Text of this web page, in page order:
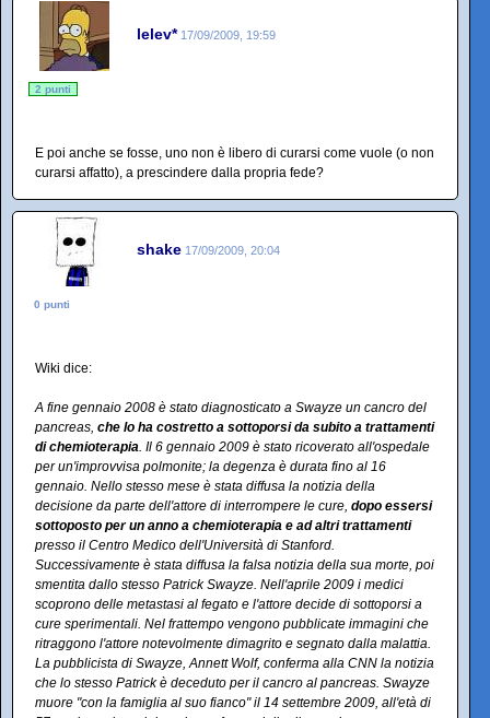
lelev* 17/09/2009, 19:59
2 punti
E poi anche se fosse, uno non è libero di curarsi come vuole (o non
curarsi affatto), a prescindere dalla propria fede?
shake 17/09/2009, 20:04
0 punti
Wiki dice:
A fine gennaio 2008 è stato diagnosticato a Swayze un cancro del
pancreas, che lo ha costretto a sottoporsi da subito a trattamenti
di chemioterapia. Il 6 gennaio 2009 è stato ricoverato all'ospedale
per un'improvvisa polmonite; la degenza è durata fino al 16
gennaio. Nello stesso mese è stata diffusa la notizia della
decisione da parte dell'attore di interrompere le cure, dopo essersi
sottoposto per un anno a chemioterapia e ad altri trattamenti
presso il Centro Medico dell'Università di Stanford.
Successivamente è stata diffusa la falsa notizia della sua morte, poi
smentita dallo stesso Patrick Swayze. Nell'aprile 2009 i medici
scoprono delle metastasi al fegato e l'attore decide di sottoporsi a
cure sperimentali. Nel frattempo vengono pubblicate immagini che
ritraggono l'attore notevolmente dimagrito e segnato dalla malattia.
La pubblicista di Swayze, Annett Wolf, conferma alla CNN la notizia
che lo stesso Patrick è deceduto per il cancro al pancreas. Swayze
muore "con la famiglia al suo fianco" il 14 settembre 2009, all'età di